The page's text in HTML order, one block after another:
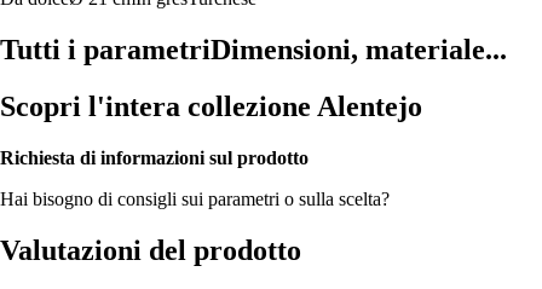
Tutti i parametriDimensioni, materiale...
Scopri l'intera collezione Alentejo
Richiesta di informazioni sul prodotto
Hai bisogno di consigli sui parametri o sulla scelta?
Valutazioni del prodotto